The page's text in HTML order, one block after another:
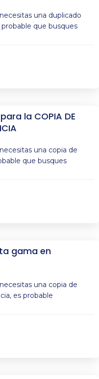
una duplicado
que busques
la COPIA DE
una copia de
que busques
gama en
una copia de
es probable